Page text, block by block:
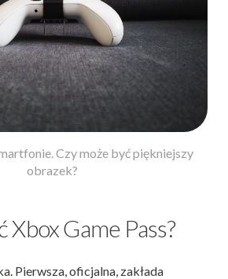
Czy może być piękniejszy
obrazek?
Xbox Game Pass?
Pierwsza, oficjalna, zakłada